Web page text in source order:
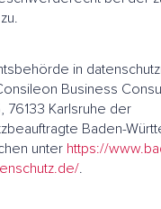
in
Business
76133 Karlsruhe der
Baden-
unter https://
.